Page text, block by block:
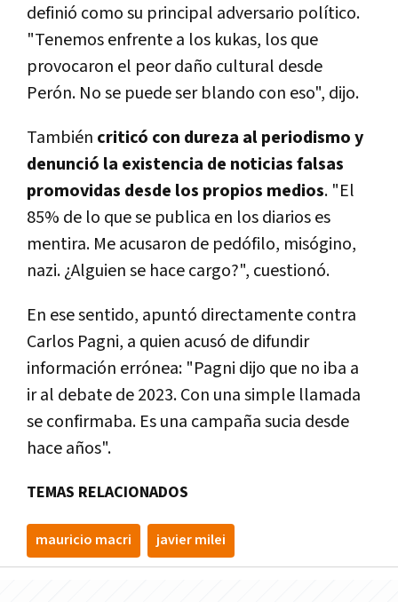
definió como su principal adversario político.
"Tenemos enfrente a los kukas, los que
provocaron el peor daño cultural desde
Perón. No se puede ser blando con eso", dijo.
También criticó con dureza al periodismo y
denunció la existencia de noticias falsas
promovidas desde los propios medios. "El
85% de lo que se publica en los diarios es
mentira. Me acusaron de pedófilo, misógino,
nazi. ¿Alguien se hace cargo?", cuestionó.
En ese sentido, apuntó directamente contra
Carlos Pagni, a quien acusó de difundir
información errónea: "Pagni dijo que no iba a
ir al debate de 2023. Con una simple llamada
se confirmaba. Es una campaña sucia desde
hace años".
TEMAS RELACIONADOS
mauricio macri javier milei